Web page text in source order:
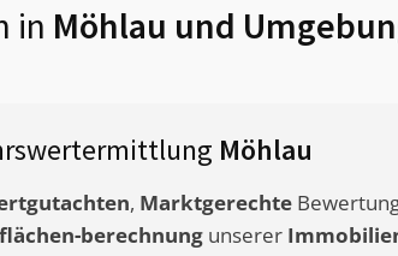
in Möhlau und
Möhlau
, Marktgerechte
berechnung unserer